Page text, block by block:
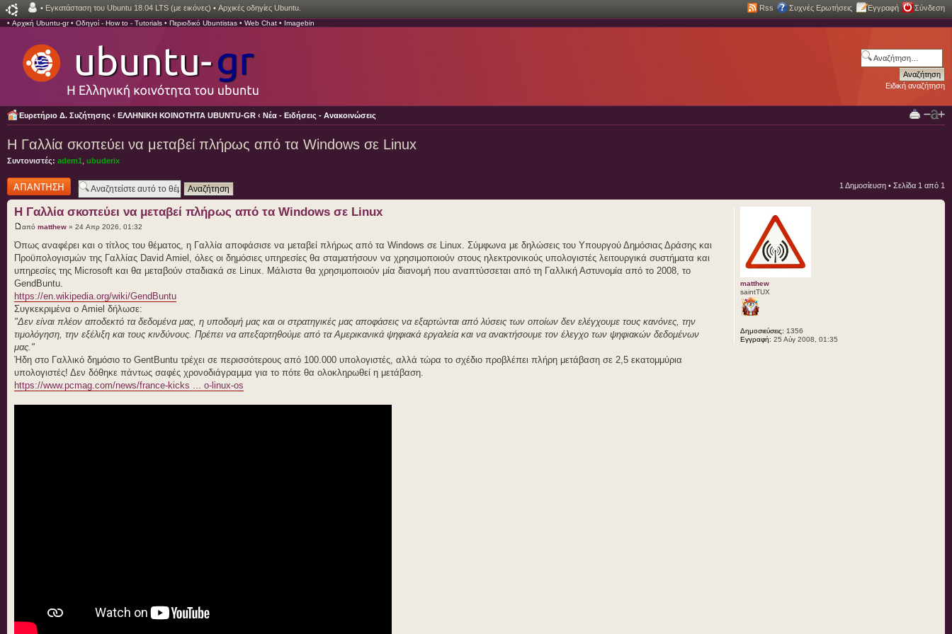
• Εγκατάσταση του Ubuntu 18.04 LTS (με εικόνες) • Αρχικές οδηγίες Ubuntu. Rss Συχνές Ερωτήσεις Εγγραφή Σύνδεση
• Αρχική Ubuntu-gr• Οδηγοί - How to - Tutorials • Περιοδικό Ubuntistas • Web Chat • Imagebin
Ειδική αναζήτηση
Ευρετήριο Δ. Συζήτησης ‹ ΕΛΛΗΝΙΚΗ ΚΟΙΝΟΤΗΤΑ UBUNTU-GR ‹ Νέα - Ειδήσεις - Ανακοινώσεις
H Γαλλία σκοπεύει να μεταβεί πλήρως από τα Windows σε Linux
Συντονιστές: adem1 ubuderix
Δημιουργία
απάντησης
1 Δημοσίευση • Σελίδα 1 από 1
H Γαλλία σκοπεύει να μεταβεί πλήρως από τα Windows σε Linux
από matthew » 24 Απρ 2026, 01:32
Όπως αναφέρει και ο τίτλος του θέματος, η Γαλλία αποφάσισε να μεταβεί πλήρως από τα Windows σε Linux. Σύμφωνα με δηλώσεις του Υπουργού Δημόσιας Δράσης και
Προϋπολογισμών της Γαλλίας David Amiel, όλες οι δημόσιες υπηρεσίες θα σταματήσουν να χρησιμοποιούν στους ηλεκτρονικούς υπολογιστές λειτουργικά συστήματα και
υπηρεσίες της Microsoft και θα μεταβούν σταδιακά σε Linux. Μάλιστα θα χρησιμοποιούν μία διανομή που αναπτύσσεται από τη Γαλλική Αστυνομία από το 2008, το
GendBuntu.
https://en.wikipedia.org/wiki/GendBuntu
Συγκεκριμένα ο Amiel δήλωσε:
"Δεν είναι πλέον αποδεκτό τα δεδομένα μας, η υποδομή μας και οι στρατηγικές μας αποφάσεις να εξαρτώνται από λύσεις των οποίων δεν ελέγχουμε τους κανόνες, την
τιμολόγηση, την εξέλιξη και τους κινδύνους. Πρέπει να απεξαρτηθούμε από τα Αμερικανικά ψηφιακά εργαλεία και να ανακτήσουμε τον έλεγχο των ψηφιακών δεδομένων
μας."
Ήδη στο Γαλλικό δημόσιο το GentBuntu τρέχει σε περισσότερους από 100.000 υπολογιστές, αλλά τώρα το σχέδιο προβλέπει πλήρη μετάβαση σε 2,5 εκατομμύρια
υπολογιστές! Δεν δόθηκε πάντως σαφές χρονοδιάγραμμα για το πότε θα ολοκληρωθεί η μετάβαση.
https://www.pcmag.com/news/france-kicks ... o-linux-os
matthew
saintTUX
Δημοσιεύσεις: 1356
Εγγραφή: 25 Αύγ 2008, 01:35